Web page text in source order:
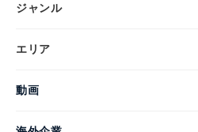
ジャンル
エリア
動画